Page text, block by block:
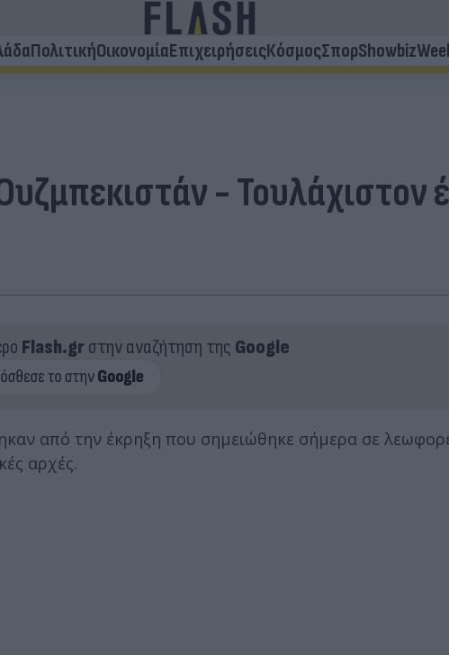
ΠολιτικήΟικονομίαΕπιχειρήσειςΚόσμοςΣπορShowbiz
- Τουλάχιστον
Flash.grστην αναζήτηση της Google
από την έκρηξη που σημειώθηκε σήμερα σε
αρχές.